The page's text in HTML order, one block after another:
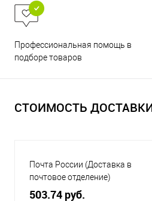
Профессиональная помощь в
подборе товаров
СТОИМОСТЬ
Почта России (Доставка в
почтовое отделение)
503.74 руб.